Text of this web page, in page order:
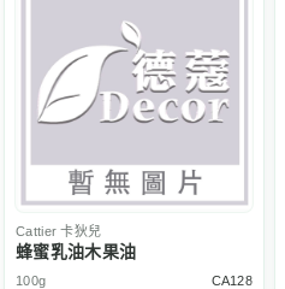
Cattier 卡狄兒
蜂蜜乳油木果油
100g
CA128